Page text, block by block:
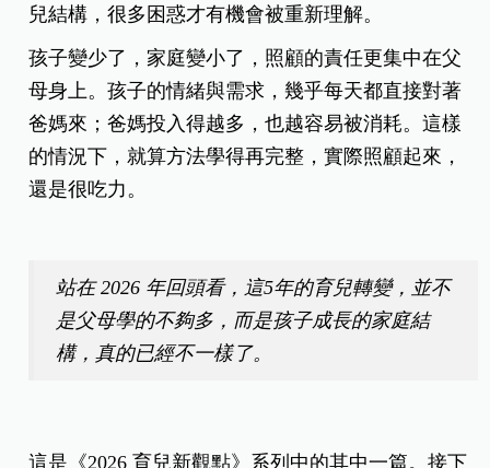
兒結構，很多困惑才有機會被重新理解。
孩子變少了，家庭變小了，照顧的責任更集中在父
母身上。孩子的情緒與需求，幾乎每天都直接對著
爸媽來；爸媽投入得越多，也越容易被消耗。這樣
的情況下，就算方法學得再完整，實際照顧起來，
還是很吃力。
站在 2026 年回頭看，這5年的育兒轉變，並不
是父母學的不夠多，而是孩子成長的家庭結
構，真的已經不一樣了。
這是《2026 育兒新觀點》系列中的其中一篇。接下